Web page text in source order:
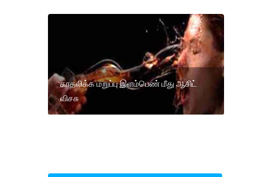
காதலிக்க மறுப்பு இளம்பெண் மீது ஆசிட்
விசசு